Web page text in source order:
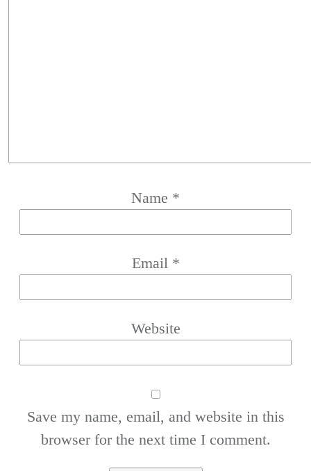
Name *
Email *
Website
Save my name, email, and website in this
browser for the next time I comment.